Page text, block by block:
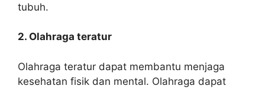
tubuh.
2. Olahraga teratur
Olahraga teratur dapat membantu menjaga
kesehatan fisik dan mental. Olahraga dapat